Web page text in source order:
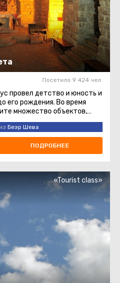
Посетило 9 424 чел.
провел детство и юность и
его рождения. Во время
множество объектов,
Беэр Шева
ПОДРОБНЕЕ
«Tourist class»